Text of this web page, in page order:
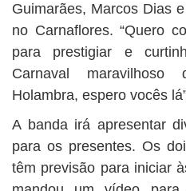
Guimarães, Marcos Dias
no Carnaflores. “Quero
para prestigiar e
Carnaval
Holambra, espero vocês
A banda irá apresentar
para os presentes. Os
têm previsão para iniciar